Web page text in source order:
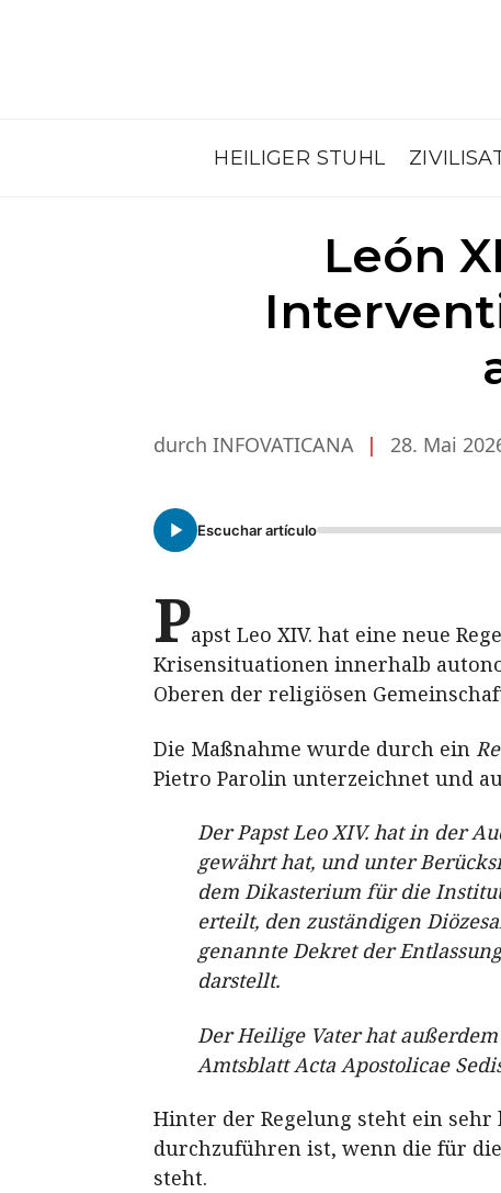
HEILIGER STUHL
León
durch INFOVATICANA | 28. Mai
Escuchar artículo
Papst Leo XIV. hat eine neue
Krisensituationen innerhalb
Oberen der religiösen
Die Maßnahme wurde durch ein
Pietro Parolin unterzeichnet und
Der Papst Leo XIV. hat in der
gewährt hat, und unter
dem Dikasterium für die
erteilt, den zuständigen
genannte Dekret der
darstellt.
Der Heilige Vater hat
Amtsblatt Acta Apostolicae
Hinter der Regelung steht ein
durchzuführen ist, wenn die für
steht.